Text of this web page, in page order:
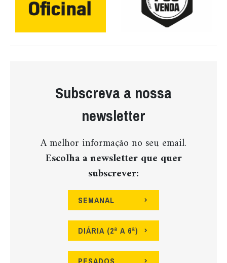
Subscreva a nossa
newsletter
A melhor informação no seu email.
Escolha a newsletter que quer
subscrever:
SEMANAL
DIÁRIA (2ª A 6ª)